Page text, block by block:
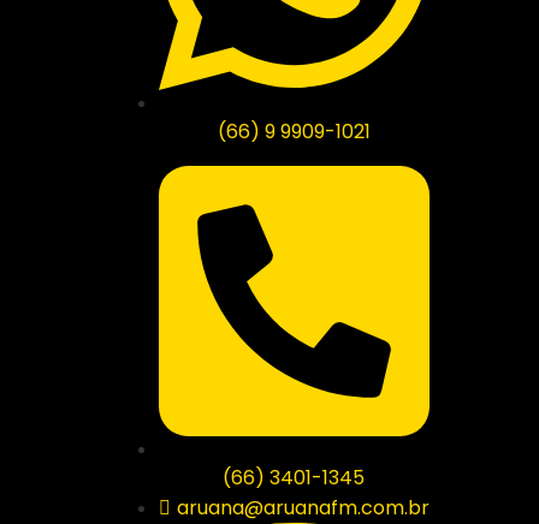
(66) 9 9909-1021
(66) 3401-1345
aruana@aruanafm.com.br